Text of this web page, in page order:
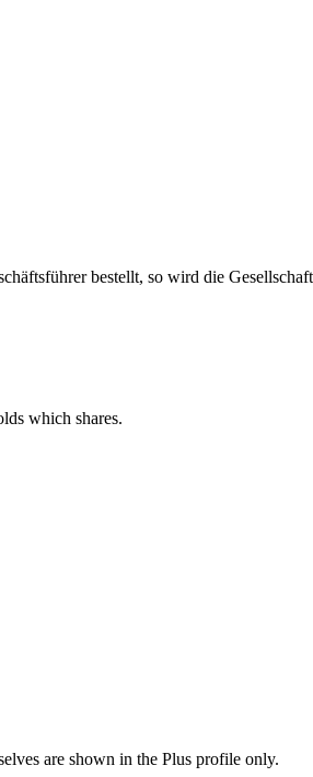
bestellt, so wird die
which shares.
are shown in the Plus profile only.